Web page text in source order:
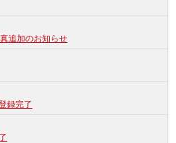
追加のお知らせ
録完了